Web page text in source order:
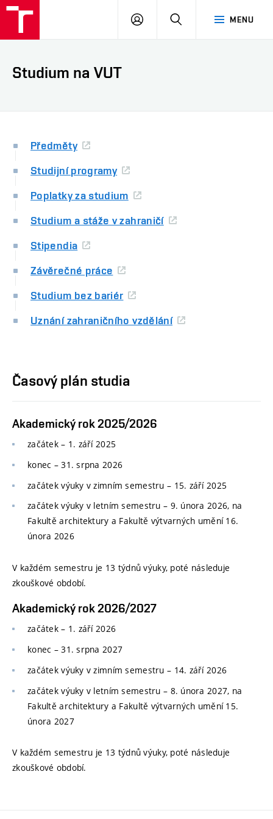
MENU
PŘIHLÁSIT
Studium na VUT
Předměty
Studijní programy
Poplatky za studium
Studium a stáže v zahraničí
Stipendia
Závěrečné práce
Studium bez bariér
Uznání zahraničního vzdělání
Časový plán studia
Akademický rok 2025/2026
začátek – 1. září 2025
konec –31. srpna 2026
začátek výuky v zimním semestru – 15. září 2025
začátek výuky v letním semestru – 9. února 2026, na
Fakultě architektury a Fakultě výtvarných umění 16.
února 2026
V každém semestru je 13 týdnů výuky, poté následuje
zkouškové období.
Akademický rok 2026/2027
začátek – 1. září 2026
konec –31. srpna 2027
začátek výuky v zimním semestru – 14. září 2026
začátek výuky v letním semestru – 8. února 2027, na
Fakultě architektury a Fakultě výtvarných umění 15.
února 2027
V každém semestru je 13 týdnů výuky, poté následuje
zkouškové období.